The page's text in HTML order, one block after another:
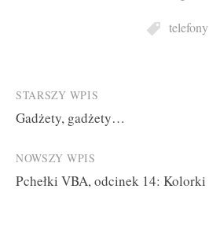
telefony
Post
navigation
STARSZY WPIS
Gadżety, gadżety…
NOWSZY WPIS
Pchełki VBA, odcinek 14: Kolorki